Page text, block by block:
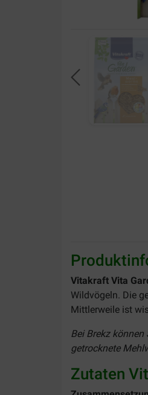
Vitakraft Vita
Wildvögeln. Die
Mittlerweile ist
Bei Brekz
getrocknete
Zutaten